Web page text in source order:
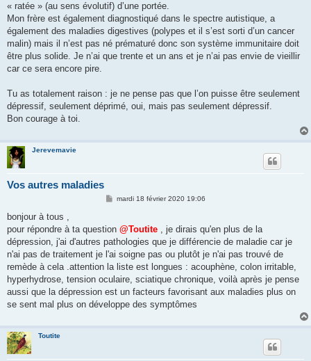
« ratée » (au sens évolutif) d’une portée.
Mon frère est également diagnostiqué dans le spectre autistique, a
également des maladies digestives (polypes et il s’est sorti d’un cancer
malin) mais il n’est pas né prématuré donc son système immunitaire doit
être plus solide. Je n’ai que trente et un ans et je n’ai pas envie de vieillir
car ce sera encore pire.
Tu as totalement raison : je ne pense pas que l’on puisse être seulement
dépressif, seulement déprimé, oui, mais pas seulement dépressif.
Bon courage à toi.
Jerevemavie
Vos autres maladies
M
a
g
mardi 18 février 2020 19:06
bonjour à tous ,
pour répondre à ta question @Toutite , je dirais qu'en plus de la
dépression, j'ai d'autres pathologies que je différencie de maladie car je
n'ai pas de traitement je l'ai soigne pas ou plutôt je n'ai pas trouvé de
remède à cela .attention la liste est longues : acouphène, colon irritable,
hyperhydrose, tension oculaire, sciatique chronique, voilà après je pense
aussi que la dépression est un facteurs favorisant aux maladies plus on
se sent mal plus on développe des symptômes
Toutite